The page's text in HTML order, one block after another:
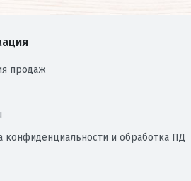
продаж
конфиденциальности и обработка ПД